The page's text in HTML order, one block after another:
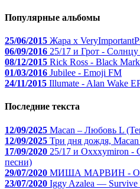
Популярные альбомы
25/06/2015 Жара x
06/09/2016 25/17 и Грот - Солнцу
08/12/2015 Rick Ross - Black
01/03/2016 Jubilee - Emoji FM
24/11/2015 Illumate - Alan Wake
Последние текста
12/09/2025 Macan – Любовь L
12/09/2025 Три дня дождя,
17/09/2020 25/17 и Oxxxymiron -
песни)
29/07/2020 МИША МАРВИН - О
23/07/2020 Iggy Azalea — Survive